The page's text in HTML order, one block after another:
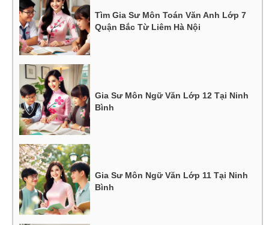
Tìm Gia Sư Môn Toán Văn Anh Lớp 7
Quận Bắc Từ Liêm Hà Nội
Gia Sư Môn Ngữ Văn Lớp 12 Tại Ninh
Bình
Gia Sư Môn Ngữ Văn Lớp 11 Tại Ninh
Bình